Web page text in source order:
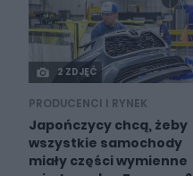
2 ZDJĘĆ
PRODUCENCI I RYNEK
Japończycy chcą, żeby
wszystkie samochody
miały części wymienne